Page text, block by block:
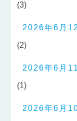
(3)
2026年6月
(2)
2026年6月
(1)
2026年6月